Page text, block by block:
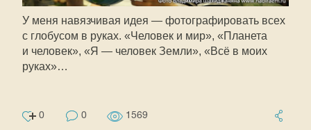
У меня навязчивая идея — фотографировать всех
с глобусом в руках. «Человек и мир», «Планета
и человек», «Я — человек Земли», «Всё в моих
руках»…
0 0 1569